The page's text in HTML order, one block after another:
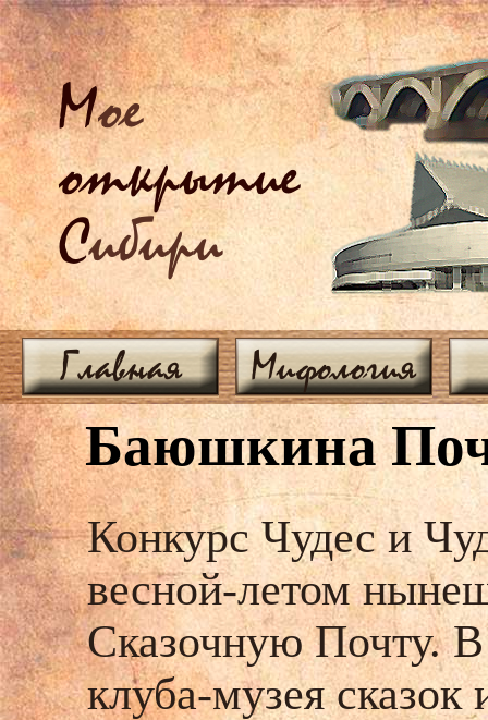
Мое
открытие
Сибири
Главная Мифология
Баюшкина
Конкурс Чудес и
весной-летом
Сказочную Почту. В
клуба-музея